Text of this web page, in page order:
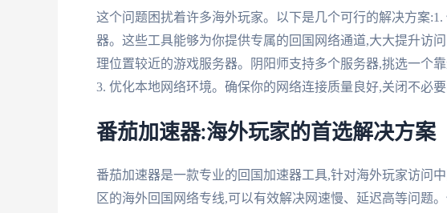
这个问题困扰着许多海外玩家。以下是几个可行的解决方案
器。这些工具能够为你提供专属的回国网络通道,大大提升访
理位置较近的游戏服务器。阴阳师支持多个服务器,挑选一个
3. 优化本地网络环境。确保你的网络连接质量良好,关闭不必
番茄加速器:海外玩家的首选解决方案
番茄加速器是一款专业的回国加速器工具,针对海外玩家访问
区的海外回国网络专线,可以有效解决网速慢、延迟高等问题